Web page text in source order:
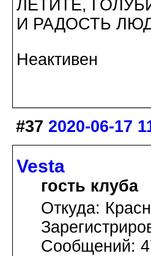
ЛЕТИТЕ,
И РАДОСТЬ
Неактивен
#37 2020-06-17
Vesta
гость клуба
Откуда:
Сообщений: